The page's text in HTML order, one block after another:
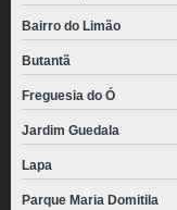
Bairro do Limão
Butantã
Freguesia do Ó
Jardim Guedala
Lapa
Parque Maria Domitila